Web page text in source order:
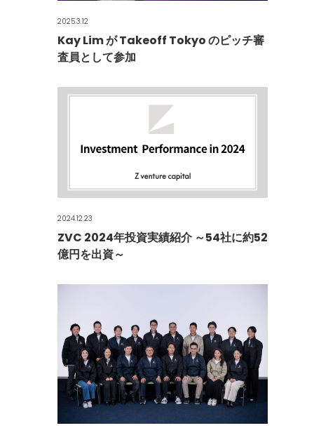
2025.3.12
Kay Lim が Takeoff Tokyo のピッチ審
査員として参加
2024.12.23
ZVC 2024年投資実績紹介 ～54社に約52
億円を出資～